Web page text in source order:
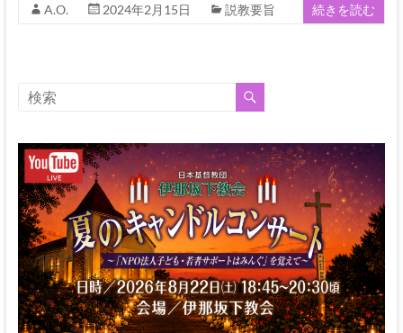
リ
の
父
な
る
神
A.O. 2024年2月15日 説教要旨 続きを読む